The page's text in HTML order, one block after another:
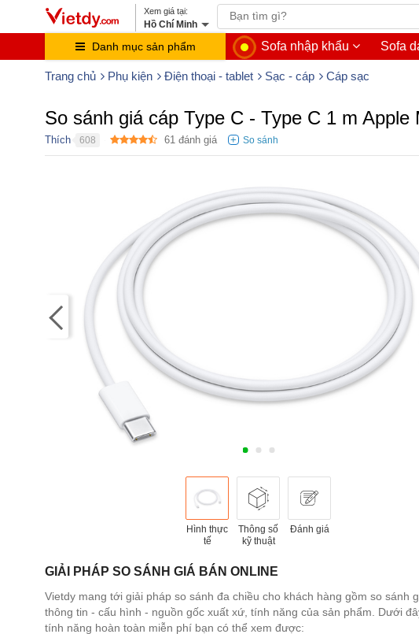
Hồ Chí Minh
Danh mục sản phẩm Sofa nhập khẩu Sofa
Trang chủ Phụ kiện Điện thoại - tablet Sạc - cáp Cáp sạc
So sánh giá cáp Type C - Type C 1 m Apple
Thích 608 61 đánh giá
Hình thực
tế
Thông số
kỹ thuật
Đánh giá
GIẢI PHÁP SO SÁNH GIÁ BÁN ONLINE
Vietdy mang tới giải pháp so sánh đa chiều cho khách hàng gồm so sánh
thông tin - cấu hình - nguồn gốc xuất xứ, tính năng của sản phẩm. Dưới
tính năng hoàn toàn miễn phí bạn có thể xem được: